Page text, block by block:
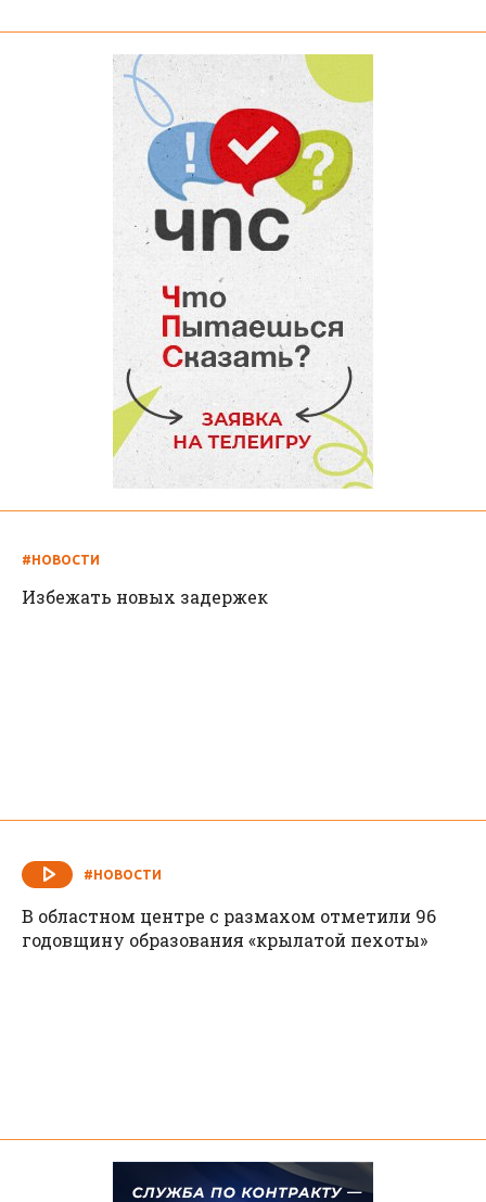
#НОВОСТИ
Избежать новых задержек
#НОВОСТИ
В областном центре с размахом отметили 96
годовщину образования «крылатой пехоты»